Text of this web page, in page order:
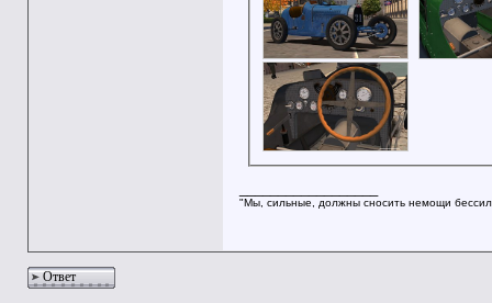
"Мы, сильные, должны сносить немощи
Ответ